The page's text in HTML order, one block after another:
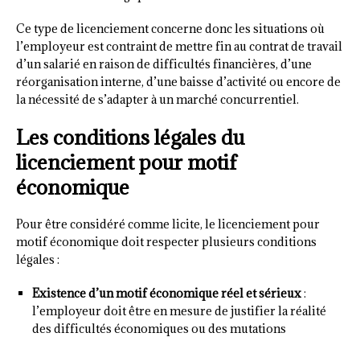
Ce type de licenciement concerne donc les situations où
l’employeur est contraint de mettre fin au contrat de travail
d’un salarié en raison de difficultés financières, d’une
réorganisation interne, d’une baisse d’activité ou encore de
la nécessité de s’adapter à un marché concurrentiel.
Les conditions légales du
licenciement pour motif
économique
Pour être considéré comme licite, le licenciement pour
motif économique doit respecter plusieurs conditions
légales :
Existence d’un motif économique réel et sérieux:
l’employeur doit être en mesure de justifier la réalité
des difficultés économiques ou des mutations